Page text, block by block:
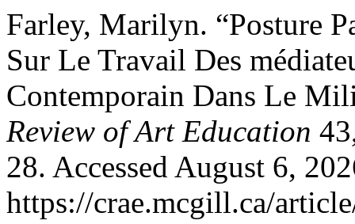
Farley, Marilyn. “Posture
Sur Le Travail Des
Contemporain Dans Le
Review of Art Education
28. Accessed August 6,
https://crae.mcgill.ca/